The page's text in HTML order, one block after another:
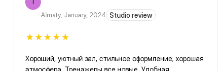
T
Almaty, January, 2024 Studio review
Хороший, уютный зал, стильное оформление, хорошая